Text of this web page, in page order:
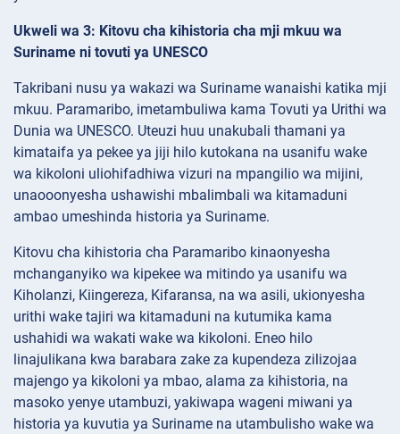
Ukweli wa 3: Kitovu cha kihistoria cha mji mkuu wa
Suriname ni tovuti ya UNESCO
Takribani nusu ya wakazi wa Suriname wanaishi katika mji
mkuu. Paramaribo, imetambuliwa kama Tovuti ya Urithi wa
Dunia wa UNESCO. Uteuzi huu unakubali thamani ya
kimataifa ya pekee ya jiji hilo kutokana na usanifu wake
wa kikoloni uliohifadhiwa vizuri na mpangilio wa mijini,
unaooonyesha ushawishi mbalimbali wa kitamaduni
ambao umeshinda historia ya Suriname.
Kitovu cha kihistoria cha Paramaribo kinaonyesha
mchanganyiko wa kipekee wa mitindo ya usanifu wa
Kiholanzi, Kiingereza, Kifaransa, na wa asili, ukionyesha
urithi wake tajiri wa kitamaduni na kutumika kama
ushahidi wa wakati wake wa kikoloni. Eneo hilo
linajulikana kwa barabara zake za kupendeza zilizojaa
majengo ya kikoloni ya mbao, alama za kihistoria, na
masoko yenye utambuzi, yakiwapa wageni miwani ya
historia ya kuvutia ya Suriname na utambulisho wake wa